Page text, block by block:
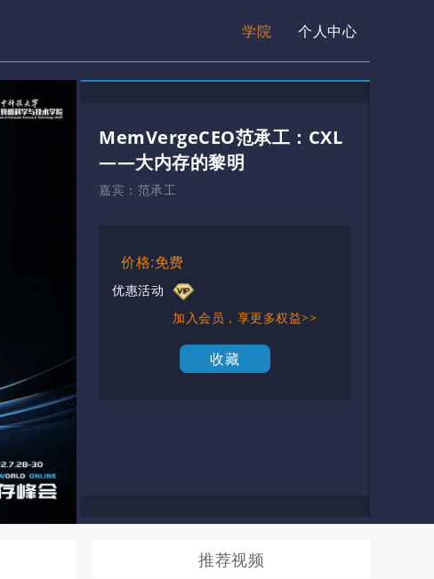
学院 个人中心
MemVergeCEO范承工：CXL
——大内存的黎明
嘉宾： 范承工
价格:免费
优惠活动
加入会员，享更多权益>>
收藏
推荐视频